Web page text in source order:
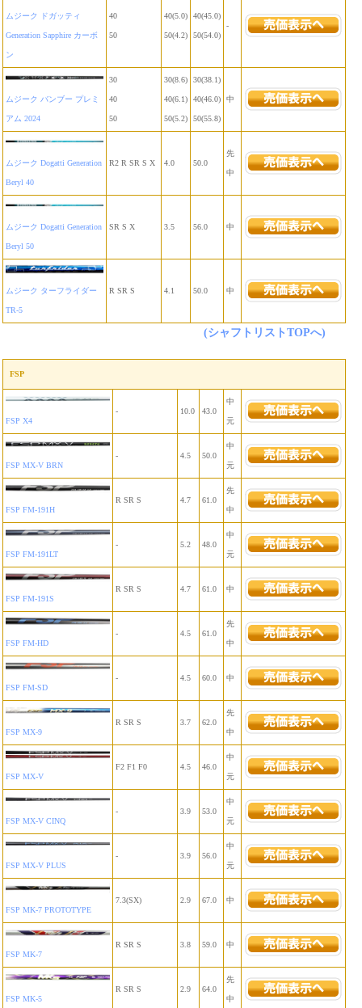
ムジーク ドガッティ
Generation Sapphire カーボ
ン
40
50
40(5.0)
50(4.2)
40(45.0)
50(54.0)
-
ムジーク バンブー プレミ
アム 2024
30
40
50
30(8.6)
40(6.1)
50(5.2)
30(38.1)
40(46.0)
50(55.8)
中
ムジーク Dogatti Generation
Beryl 40
R2 R SR S X 4.0 50.0
先
中
ムジーク Dogatti Generation
Beryl 50
SR S X 3.5 56.0 中
ムジーク ターフライダー
TR-5
R SR S 4.1 50.0 中
(シャフトリストTOPへ)
FSP
FSP X4
- 10.0 43.0
中
元
FSP MX-V BRN
- 4.5 50.0
中
元
FSP FM-191H
R SR S 4.7 61.0
先
中
FSP FM-191LT
- 5.2 48.0
中
元
FSP FM-191S
R SR S 4.7 61.0 中
FSP FM-HD
- 4.5 61.0
先
中
FSP FM-SD
- 4.5 60.0 中
FSP MX-9
R SR S 3.7 62.0
先
中
FSP MX-V
F2 F1 F0 4.5 46.0
中
元
FSP MX-V CINQ
- 3.9 53.0
中
元
FSP MX-V PLUS
- 3.9 56.0
中
元
FSP MK-7 PROTOTYPE
7.3(SX) 2.9 67.0 中
FSP MK-7
R SR S 3.8 59.0 中
FSP MK-5
R SR S 2.9 64.0
先
中